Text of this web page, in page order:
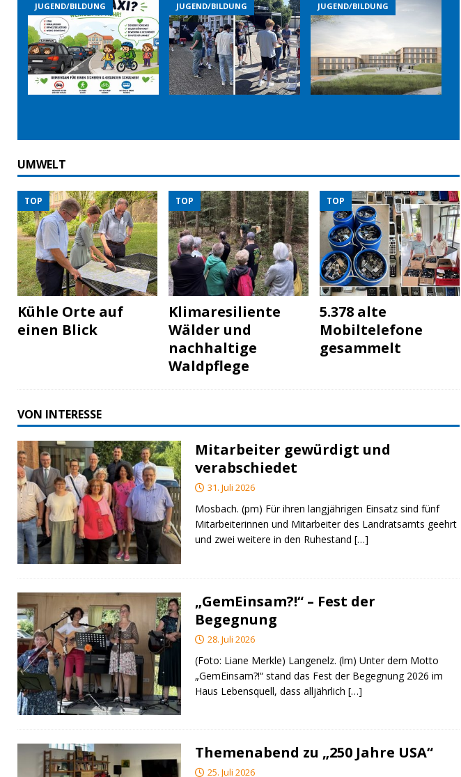
JUGEND/BILDUNG JUGEND/BILDUNG JUGEND/BILDUNG
UMWELT
TOP
Kühle Orte auf
einen Blick
TOP
Klimaresiliente
Wälder und
nachhaltige
Waldpflege
TOP
5.378 alte
Mobiltelefone
gesammelt
VON INTERESSE
Mitarbeiter gewürdigt und
verabschiedet
31. Juli 2026
Mosbach. (pm) Für ihren langjährigen Einsatz sind fünf
Mitarbeiterinnen und Mitarbeiter des Landratsamts geehrt
und zwei weitere in den Ruhestand […]
„GemEinsam?!“ – Fest der
Begegnung
28. Juli 2026
(Foto: Liane Merkle) Langenelz. (lm) Unter dem Motto
„GemEinsam?!“ stand das Fest der Begegnung 2026 im
Haus Lebensquell, dass alljährlich […]
Themenabend zu „250 Jahre USA“
25. Juli 2026